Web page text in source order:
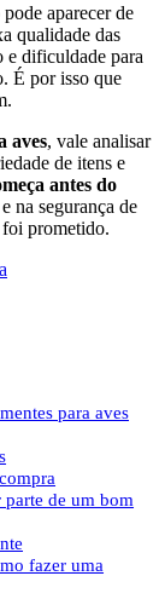
aparecer de
qualidade das
e dificuldade para
É por isso que
aves, vale analisar
de itens e
antes do
na segurança de
prometido.
para aves
parte de um bom
fazer uma